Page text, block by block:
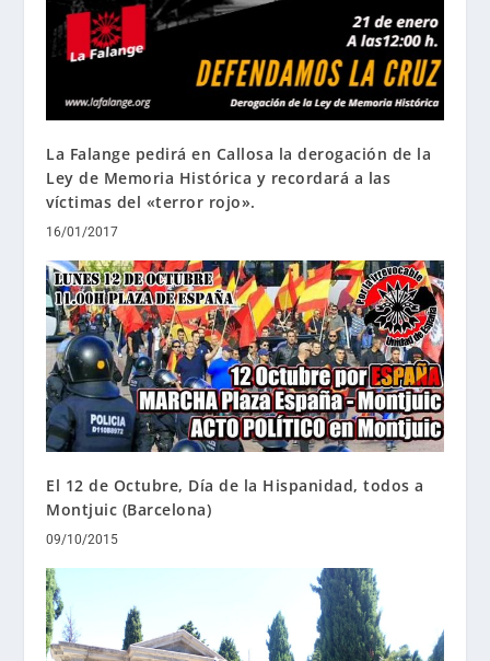
La Falange pedirá en Callosa la derogación de la
Ley de Memoria Histórica y recordará a las
víctimas del «terror rojo».
16/01/2017
El 12 de Octubre, Día de la Hispanidad, todos a
Montjuic (Barcelona)
09/10/2015